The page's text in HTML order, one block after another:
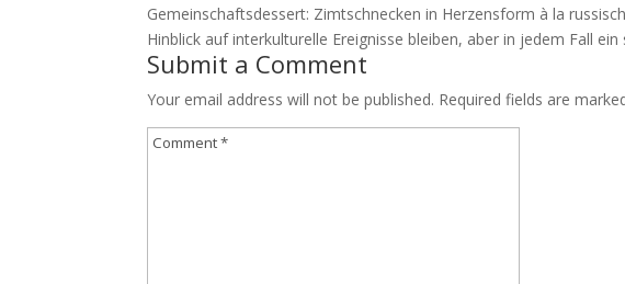
Gemeinschaftsdessert: Zimtschnecken in Herzensform à la
Hinblick auf interkulturelle Ereignisse bleiben, aber in jedem Fall
Submit a Comment
Your email address will not be published. Required fields are